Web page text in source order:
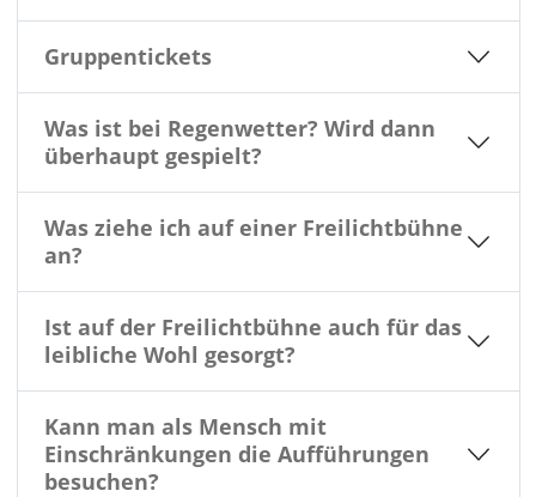
Gruppentickets
Was ist bei Regenwetter? Wird dann
überhaupt gespielt?
Was ziehe ich auf einer Freilichtbühne
an?
Ist auf der Freilichtbühne auch für das
leibliche Wohl gesorgt?
Kann man als Mensch mit
Einschränkungen die Aufführungen
besuchen?